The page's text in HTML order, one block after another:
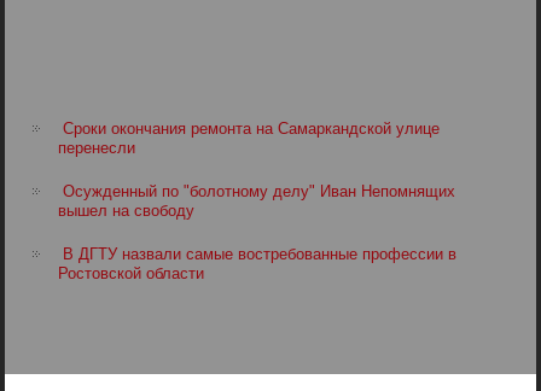
Сроки окончания ремонта на Самаркандской улице
перенесли
Осужденный по "болотному делу" Иван Непомнящих
вышел на свободу
В ДГТУ назвали самые востребованные профессии в
Ростовской области